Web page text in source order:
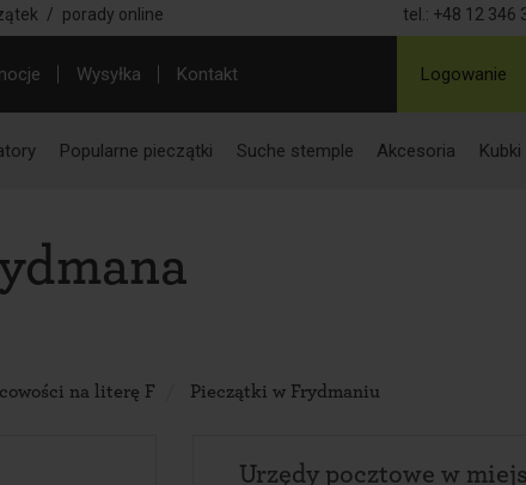
/ porady online tel.: +48 12 346
Logowanie
Wysyłka Kontakt
Popularne pieczątki Suche stemple Akcesoria
na literę F Pieczątki w Frydmaniu
Urzędy pocztowe w